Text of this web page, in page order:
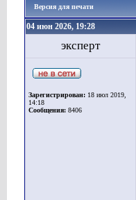
Версия для печати
04 июн 2026, 19:28
эксперт
Зарегистрирован: 18 июл 2019,
14:18
Сообщения: 8406